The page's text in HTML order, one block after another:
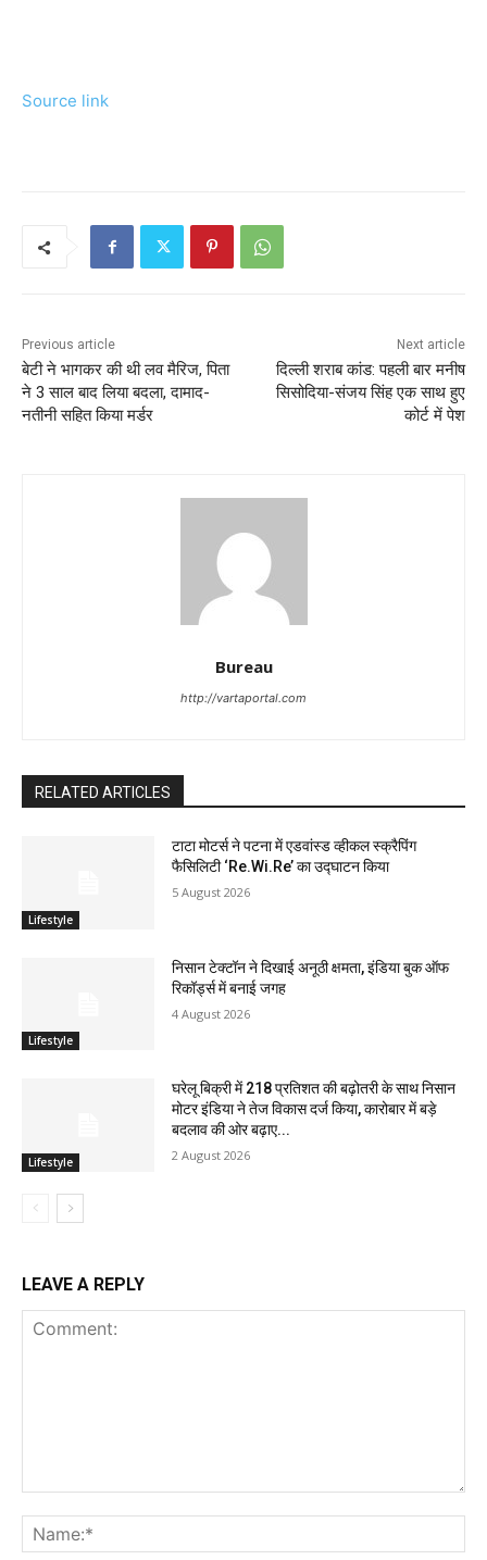
Source link
Previous article
बेटी ने भागकर की थी लव मैरिज, पिता
ने 3 साल बाद लिया बदला, दामाद-
नतीनी सहित किया मर्डर
Next article
दिल्ली शराब कांड: पहली बार मनीष
सिसोदिया-संजय सिंह एक साथ हुए
कोर्ट में पेश
Bureau
http://vartaportal.com
RELATED ARTICLES
Lifestyle
टाटा मोटर्स ने पटना में एडवांस्ड व्हीकल स्क्रैपिंग
फैसिलिटी ‘Re.Wi.Re’ का उद्घाटन किया
5 August 2026
Lifestyle
निसान टेक्टॉन ने दिखाई अनूठी क्षमता, इंडिया बुक ऑफ
रिकॉर्ड्स में बनाई जगह
4 August 2026
Lifestyle
घरेलू बिक्री में 218 प्रतिशत की बढ़ोतरी के साथ निसान
मोटर इंडिया ने तेज विकास दर्ज किया, कारोबार में बड़े
बदलाव की ओर बढ़ाए...
2 August 2026
LEAVE A REPLY